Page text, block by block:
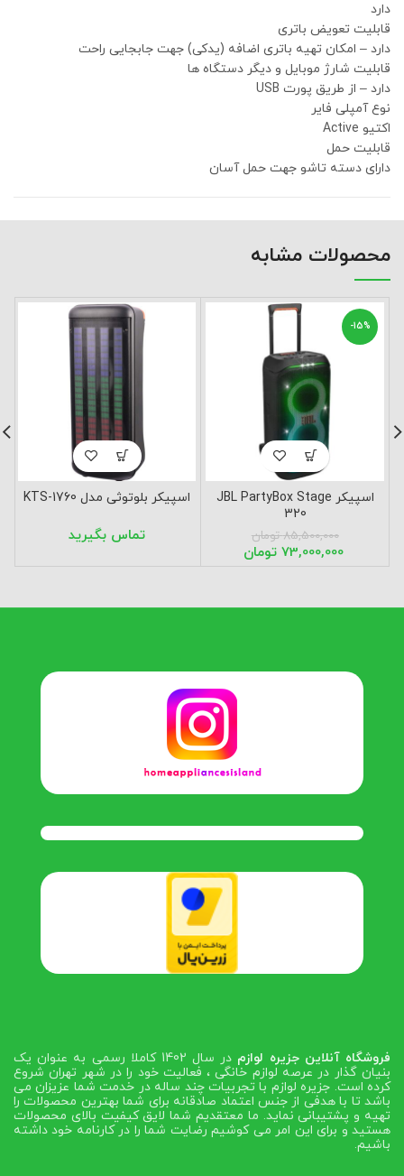
دارد
قابلیت تعویض باتری
دارد – امکان تهیه باتری اضافه (یدکی) جهت جابجایی راحت
قابلیت شارژ موبایل و دیگر دستگاه ها
دارد – از طریق پورت USB
نوع آمپلی فایر
اکتیو Active
قابلیت حمل
دارای دسته تاشو جهت حمل آسان
محصولات مشابه
-15%
اسپیکر JBL PartyBox Stage
320
85,500,000 تومان
73,000,000 تومان
اسپیکر بلوتوثی مدل KTS-1760
فروشگاه آنلاین جزیره لوازم
در سال 1402 کاملا رسمی به عنوان یک
بنیان گذار در عرصه لوازم خانگی ، فعالیت خود را در شهر تهران شروع
کرده است. جزیره لوازم با تجربیات چند ساله در خدمت شما عزیزان می
باشد تا با هدفی از جنس اعتماد صادقانه برای شما بهترین محصولات را
تهیه و پشتیبانی نماید. ما معتقدیم شما لایق کیفیت بالای محصولات
هستید و برای این امر می کوشیم رضایت شما را در کارنامه خود داشته
باشیم.